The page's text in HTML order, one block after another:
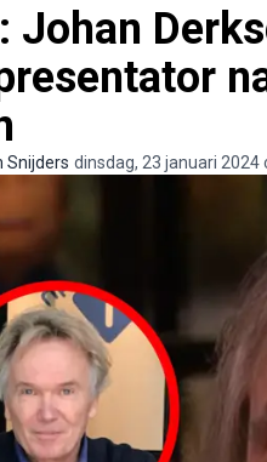
Johan
Snijders dinsdag, 23 januari 2024